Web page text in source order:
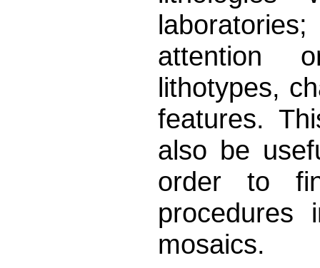
attention
lithotypes,
features.
also be
order to
procedures
mosaics.